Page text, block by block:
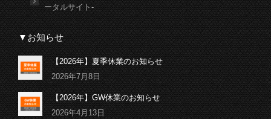
ータルサイト-
▼お知らせ
【2026年】夏季休業のお知らせ
2026年7月8日
【2026年】GW休業のお知らせ
2026年4月13日